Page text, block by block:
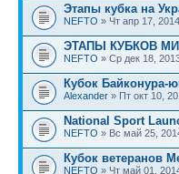
Этапы кубка на
NEFTO » Чт апр 17,
ЭТАПЫ КУБКОВ
NEFTO » Ср дек 18,
Кубок Байконура-
Alexander » Пт окт 10,
National Sport
NEFTO » Вс май 25,
Кубок ветеранов
NEFTO » Чт май 01,